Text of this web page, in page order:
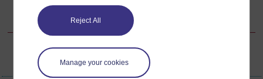
Reject All
Manage your cookies
3.7.3 Estándares para los directores